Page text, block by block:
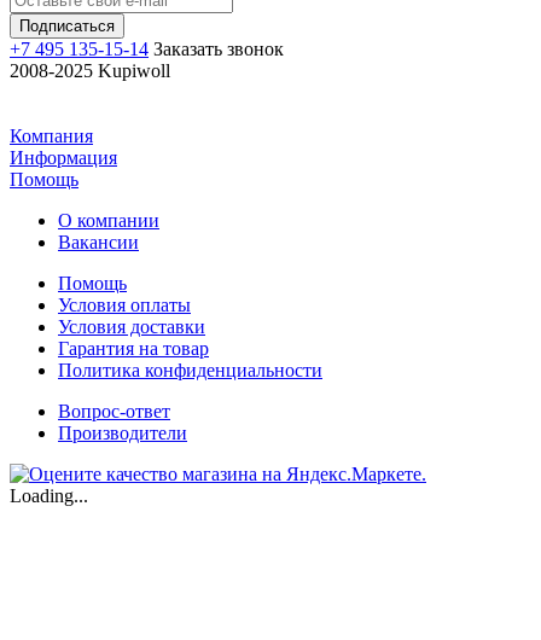
+7 495 135-15-14 Заказать звонок
2008-2025 Kupiwoll
Компания
Информация
Помощь
О компании
Вакансии
Помощь
Условия оплаты
Условия доставки
Гарантия на товар
Политика конфиденциальности
Вопрос-ответ
Производители
Loading...